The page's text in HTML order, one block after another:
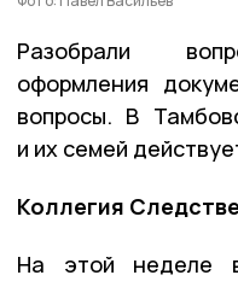
Разобрали
оформления
вопросы. В
и их семей
Коллегия
На этой неделе